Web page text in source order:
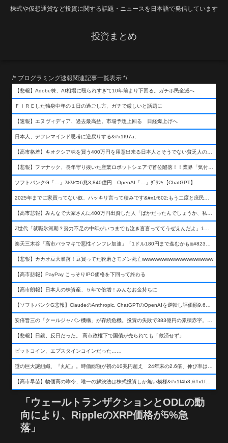
株式や仮想通貨など投資に関する話題・ニュースを日本語で発信しています
投資まとめ
/* プログラミング速報関連記事一覧表示 */
【悲報】Adobe株、AI相場に殴られすぎて10年前より下回る。ガチホ民全滅へ
ＦＩＲＥした独身中年の１日の過ごし方、ガチで厳しいと話題に
【速報】エヌヴィディア、過去最高益。市場予想上回る 日経爆上げへ
日本人、デフレマインド思考に逆戻りする&#x1f97a;
【高市格差】キオクシア株を買う400万円を用意出来る日本人とそうでない貧乏人の差が超広まるって事よ
【悲報】ファナック、長年守り抜いた産業ロボットシェアで首位陥落！！業界「気付いたら一気に抜かれていた…」
ソフトバンクG「…」ﾌﾙﾌﾙつ6兆3,840億円 OpenAI「…」ｸﾞﾜｼｬ【ChatGPT】
2025年までに家買ってない奴、ハッキリ言って積みです&#x1f602;もう二度と庶民が買える値段になりません&#x1f602;&#x1f602;&#x1f602;
【高市悲報】みんなで大家さんに400万円出資した人「ばかだったんでしょうか、私は&#x1f622;」
Z世代「就職氷河期？努力不足の中年がいつまでも泣き言言っててうぜえんだよ」1万いいね
楽天三木谷「高市バラマキで悪性インフレ加速」「1ドル180円まで進むかも&#8230;もう看過できない」
【悲報】カカオ豆大暴落！豆買ってた靴磨きモメン死亡wwwwwwwwwwwwwwwwwwww
【高市悲報】PayPay こっそりIPO価格を下回って終わる
【高市朗報】日本人の株資産、５年で倍増！みんなお金持ちに
【ソフトバンクG悲報】ClaudeのAnthropic, ChatGPTのOpenAIを逆転し評価額9,650億ドル (約154兆円) の世界一価値あるAI企業に……
安倍晋三の「クールジャパン機構」が存続危機。投資の失敗で383億円の累積赤字。2025年度決算も大赤字の可能性。責任の所在はウヤムヤ
【悲報】日銀、反日だった。 高市政権下で国債が売られても「救済せず」
ビットコイン、エプスタインコインだった……
謎の巨大謎組織、『丸紅』。時価総額が初の10兆円超え 24年末の2.6倍、伸び率は謎組織首位
【高市早苗】物価高の昨今、唯一の解決法は株式投資しか無い模様&#x1f4b8;&#x1f4b8;&#x1f4b8;
「ウェールトランザクションとODLの動
向により、RippleのXRP価格が5%急
落」